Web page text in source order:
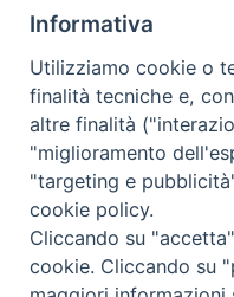
Sintesi delle proposte
Informativa
Utilizziamo cookie o
finalità tecniche e,
altre finalità
"miglioramento
"targeting e
cookie policy.
Cliccando su
cookie. Cliccando su